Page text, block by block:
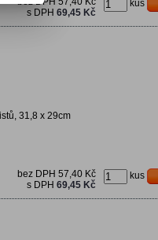
kus
s DPH 69,45 Kč
31,8 x 29cm
kus
bez DPH 57,40 Kč
s DPH 69,45 Kč